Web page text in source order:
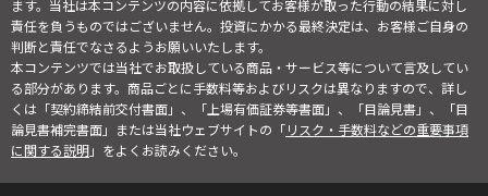
ます。当社は本コンテンツの内容に依拠してお客様が取った行動の結果に対し
責任を負うものではございません。投資にかかる最終決定は、お客様ご自身の
判断と責任でなさるようお願いいたします。
本コンテンツでは当社でお取扱している商品・サービス等について言及してい
る部分があります。商品ごとに手数料等およびリスクは異なりますので、詳し
くは「契約締結前交付書面」、「上場有価証券等書面」、「目論見書」、「目
論見書補完書面」または当社ウェブサイトの「リスク・手数料などの重要事項
に関する説明」をよくお読みください。